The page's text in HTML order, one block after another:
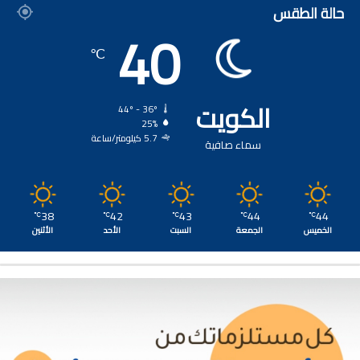
حالة الطقس
الكويت
سماء صافية
40
℃
25%
5.7 كيلومتر/ساعة
44
℃
الخميس
44
℃
الجمعة
43
℃
السبت
42
℃
الأحد
38
℃
الأثنين